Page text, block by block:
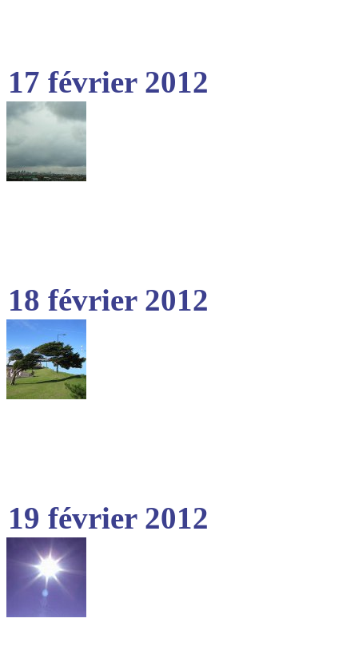
17 février 2012
18 février 2012
19 février 2012